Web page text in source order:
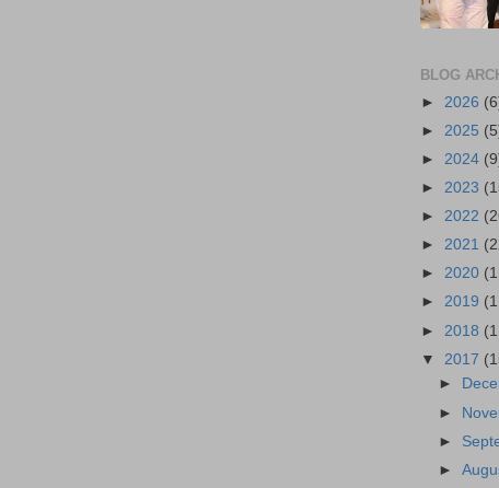
BLOG
► 2026
► 2025
► 2024
► 2023
► 2022
► 2021
► 2020
► 2019
► 2018
▼ 2017
►
►
►
►